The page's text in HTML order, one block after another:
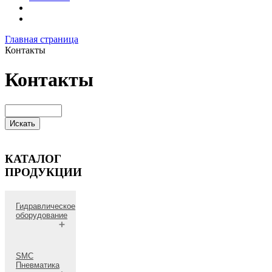
Главная страница
Контакты
Контакты
КАТАЛОГ
ПРОДУКЦИИ
Гидравлическое
оборудование
Гидравлические
трубы
SMC
Пневматика